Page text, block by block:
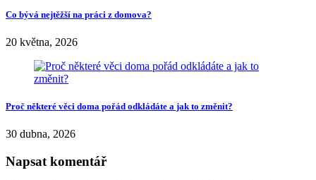
Co bývá nejtěžší na práci z domova?
20 května, 2026
Proč některé věci doma pořád odkládáte a jak to změnit?
30 dubna, 2026
Napsat komentář